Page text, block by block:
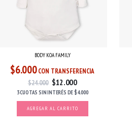
BODY KOA FAMILY
$6.000 CON TRANSFERENCIA
$24.000 $12.000
3 CUOTAS SIN INTERÉS DE$4.000
AGREGAR AL CARRITO